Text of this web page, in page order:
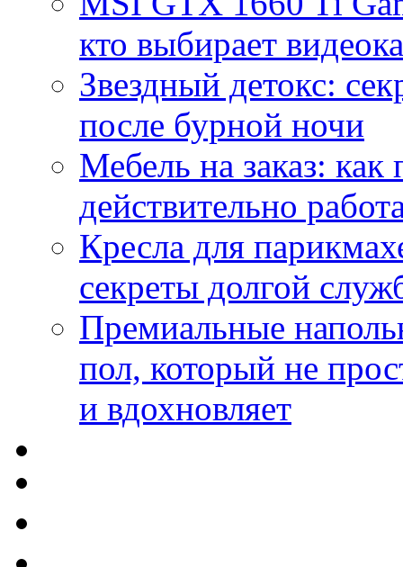
кто выбирает
Звездный детокс:
после бурной ночи
Мебель на заказ:
действительно
Кресла для
секреты долгой
Премиальные
пол, который не
и вдохновляет